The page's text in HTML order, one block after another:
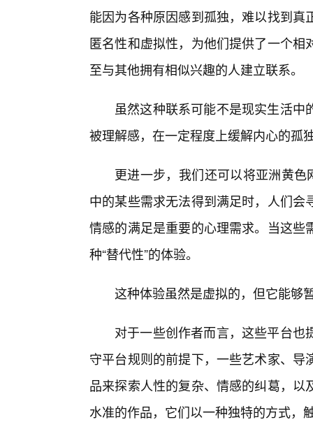
能因为各种原因感到孤独，难以找到
匿名性和虚拟性，为他们提供了一个
至与其他拥有相似兴趣的人建立联系。
虽然这种联系可能不是现实生活
被理解感，在一定程度上缓解内心的孤
更进一步，我们还可以将亚洲黄色
中的某些需求无法得到满足时，人们
情感的满足是重要的心理需求。当这
种“替代性”的体验。
这种体验虽然是虚拟的，但它能够
对于一些创作者而言，这些平台
守平台规则的前提下，一些艺术家、
品来探索人性的复杂、情感的纠葛，
水准的作品，它们以一种独特的方式，